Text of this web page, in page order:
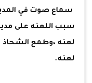
سماع صوت في
سبب اللعنه على
لعنه ،وطمع الشحاذ
لعنه.